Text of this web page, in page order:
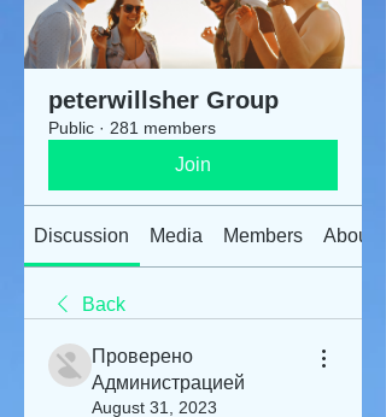
peterwillsher Group
Public · 281 members
Join
Discussion Media Members About
Back
Проверено
Администрацией
August 31, 2023